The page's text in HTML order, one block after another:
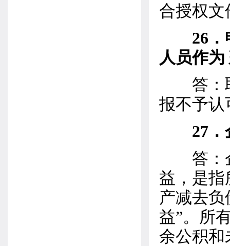
合授权文
26
人员作
答：取
报不予认
27
答：企
益，是
产减去
益”。所
余公积和